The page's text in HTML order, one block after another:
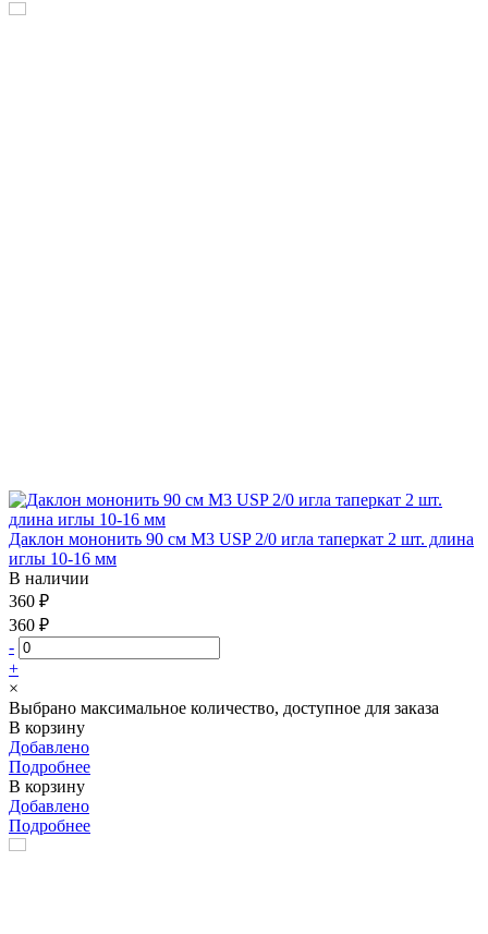
Даклон мононить 90 см М3 USP 2/0 игла таперкат 2 шт. длина
иглы 10-16 мм
В наличии
360 ₽
360 ₽
-
+
×
Выбрано максимальное количество, доступное для заказа
В корзину
Добавлено
Подробнее
В корзину
Добавлено
Подробнее